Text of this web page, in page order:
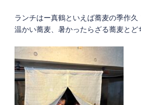
ランチはー真鶴といえば蕎麦の季作久
温かい蕎麦、暑かったらざる蕎麦とど